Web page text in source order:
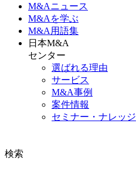
M&Aニュース
M&Aを学ぶ
M&A 用語集
日本M&A
センター
選ばれる理由
サービス
M&A事例
案件情報
セミナー・ナレッジ
検索